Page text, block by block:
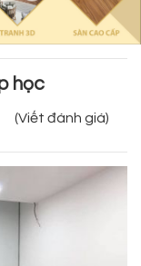
học
(Viết đánh giá)